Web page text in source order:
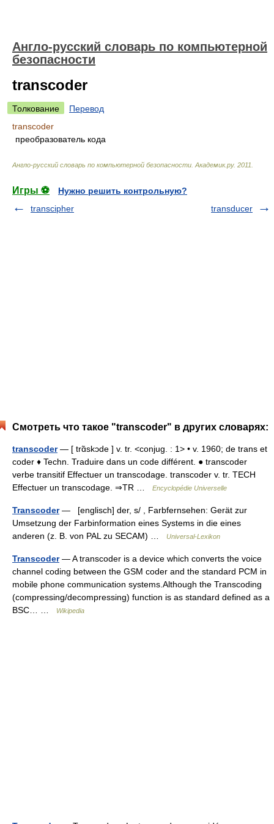
Англо-русский словарь по компьютерной
безопасности
transcoder
Толкование
Перевод
transcoder
преобразователь кода
Англо-русский словарь по компьютерной безопасности Академик.ру. 2011
Игры ⚽
Нужно решить контрольную?
transcipher
transducer
Смотреть что такое "transcoder" в других словарях:
transcoder— [ trɑ̃skɔde ] v. tr. <conjug. : 1> • v. 1960; de trans et
coder ♦ Techn. Traduire dans un code différent. ● transcoder
verbe transitif Effectuer un transcodage. transcoder v. tr. TECH
Effectuer un transcodage. ⇒TR …
Encyclopédie Universelle
Transcoder— [englisch] der, s/ , Farbfernsehen: Gerät zur
Umsetzung der Farbinformation eines Systems in die eines
anderen (z. B. von PAL zu SECAM) …
Universal-Lexikon
Transcoder— A transcoder is a device which converts the voice
channel coding between the GSM coder and the standard PCM in
mobile phone communication systems.Although the Transcoding
(compressing/decompressing) function is as standard defined as a
BSC… …
Wikipedia